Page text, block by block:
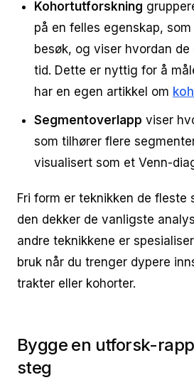
Kohortutforskning
på en felles egenskap,
besøk, og viser hvordan
tid. Dette er nyttig for å
har en egen artikkel om
Segmentoverlapp viser
som tilhører flere
visualisert som et Venn-
Fri form er teknikken de fleste
den dekker de vanligste
andre teknikkene er
bruk når du trenger dypere
trakter eller kohorter.
Bygge en utforsk-
steg